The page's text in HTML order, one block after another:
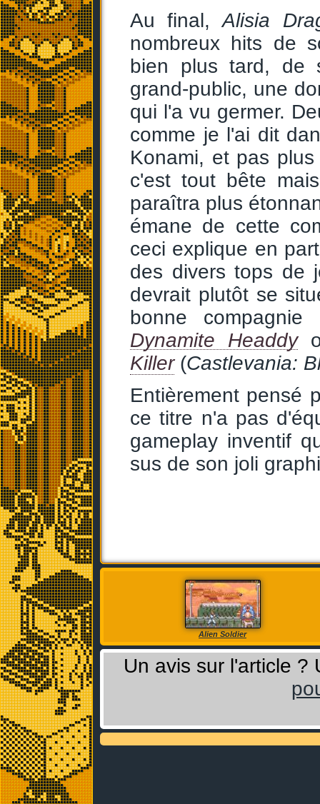
Au final,Alisia
nombreux hits de
bien plus tard, de
grand-public, une
qui l'a vu germer.
comme je l'ai dit
Konami, et pas
c'est tout bête
paraîtra plus
émane de cette
ceci explique en
des divers tops
devrait plutôt se
bonne
Dynamite Headdy
Killer(Castlevania:
Entièrement pensé
ce titre n'a pas
gameplay inventif
sus de son joli
Alien Soldier
Un avis sur l'article